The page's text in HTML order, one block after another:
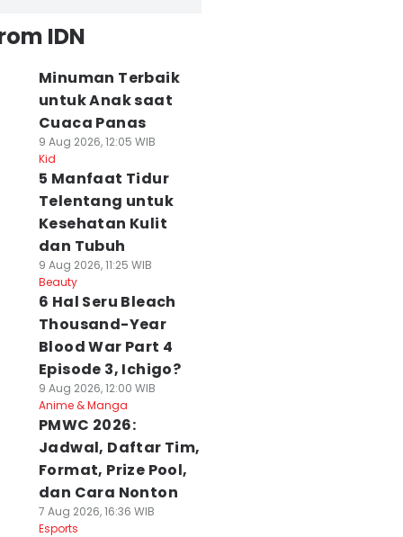
IDN
Minuman Terbaik
untuk Anak saat
Cuaca Panas
9 Aug 2026, 12:05 WIB
Kid
5 Manfaat Tidur
Telentang untuk
Kesehatan Kulit
dan Tubuh
9 Aug 2026, 11:25 WIB
Beauty
6 Hal Seru Bleach
Thousand-Year
Blood War Part 4
Episode 3, Ichigo?
9 Aug 2026, 12:00 WIB
Anime & Manga
PMWC 2026:
Jadwal, Daftar Tim,
Format, Prize Pool,
dan Cara Nonton
7 Aug 2026, 16:36 WIB
Esports